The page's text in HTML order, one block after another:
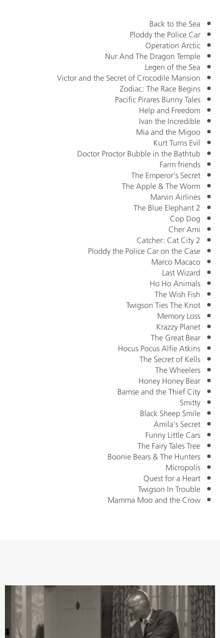
Back to the Sea
Ploddy the Police Car
Operation Arctic
Nur And The Dragon Temple
Legen of the Sea
Victor and the Secret of Crocodile Mansion
Zodiac: The Race Begins
Pacific Pirares Bunny Tales
Help and Freedom
Ivan the Incredible
Mia and the Migoo
Kurt Turns Evil
Doctor Proctor Bubble in the Bathtub
Farm friends
The Emperor's Secret
The Apple & The Worm
Marvin Airlines
The Blue Elephant 2
Cop Dog
Cher Ami
Catcher: Cat City 2
Ploddy the Police Car on the Case
Marco Macaco
Last Wizard
Ho Ho Animals
The Wish Fish
Twigson Ties The Knot
Memory Loss
Krazzy Planet
The Great Bear
Hocus Pocus Alfie Atkins
The Secret of Kells
The Wheelers
Honey Honey Bear
Bamse and the Thief City
Smitty
Black Sheep Smile
Amila's Secret
Funny Little Cars
The Fairy Tales Tree
Boonie Bears & The Hunters
Micropolis
Quest for a Heart
Twigson In Trouble
Mamma Moo and the Crow